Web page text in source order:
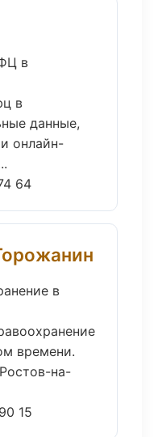
в
в
данные,
онлайн-
64
в
времени.
на-
15